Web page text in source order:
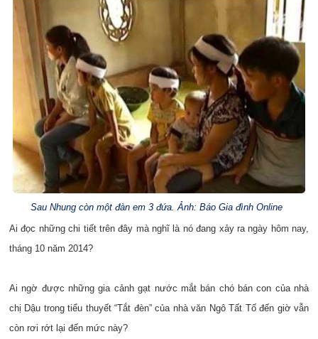
Sau Nhung còn một đàn em 3 đứa. Ảnh: Báo Gia đình Online
Ai đọc những chi tiết trên đây mà nghĩ là nó đang xảy ra ngày hôm nay,
tháng 10 năm 2014?
Ai ngờ được những gia cảnh gạt nước mắt bán chó bán con của nhà
chị Dậu trong tiểu thuyết “Tắt đèn” của nhà văn Ngô Tất Tố đến giờ vẫn
còn rơi rớt lại đến mức này?